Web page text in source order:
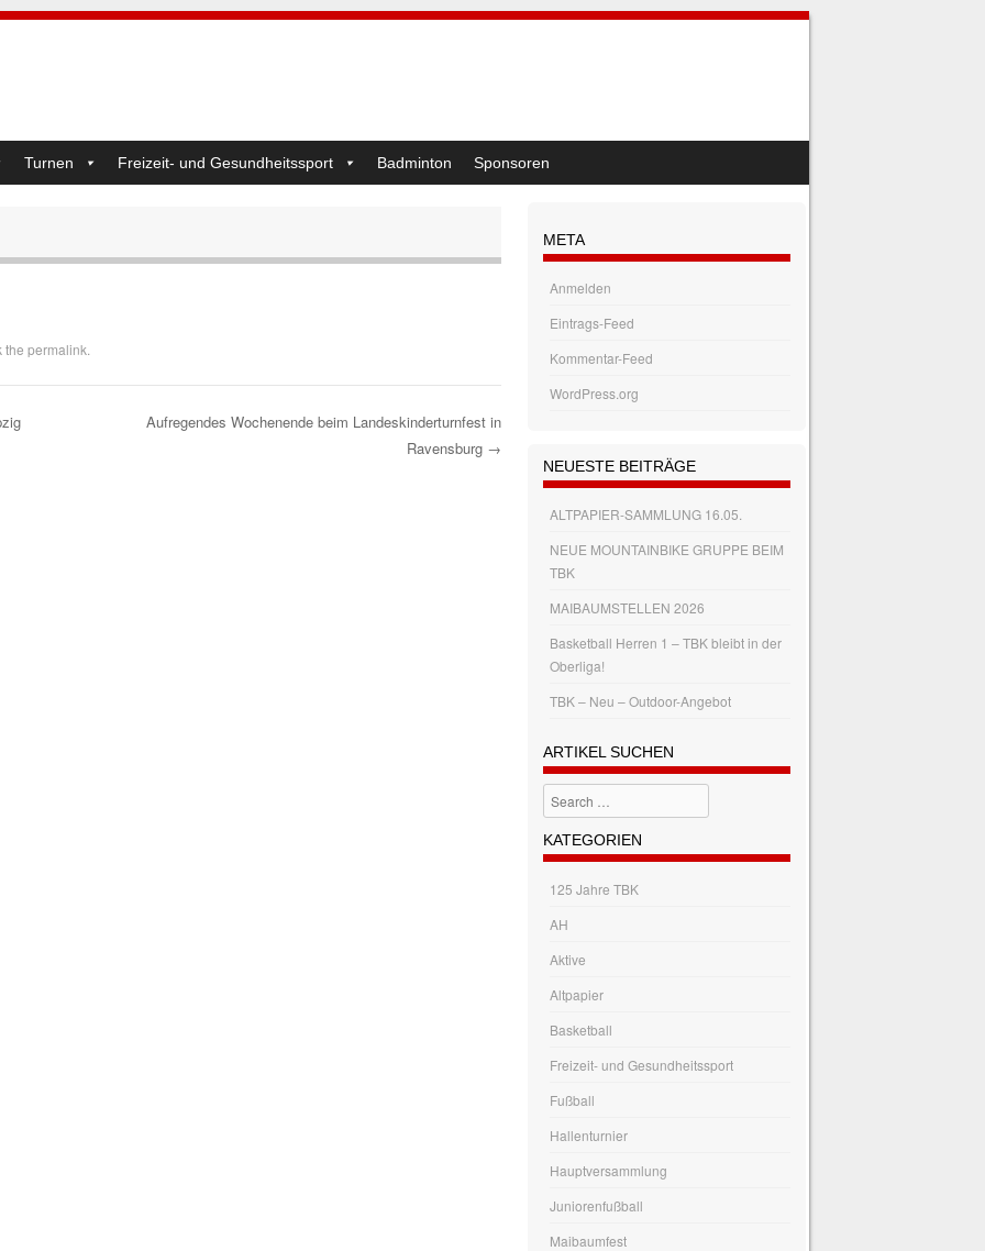
Turnen Freizeit- und Gesundheitssport Badminton Sponsoren
the permalink
Aufregendes Wochenende beim Landeskinderturnfest in
Ravensburg →
META
Anmelden
Eintrags-Feed
Kommentar-Feed
WordPress.org
NEUESTE BEITRÄGE
ALTPAPIER-SAMMLUNG 16.05.
NEUE MOUNTAINBIKE GRUPPE BEIM
TBK
MAIBAUMSTELLEN 2026
Basketball Herren 1 – TBK bleibt in der
Oberliga!
TBK – Neu – Outdoor-Angebot
ARTIKEL SUCHEN
Search
KATEGORIEN
125 Jahre TBK
AH
Aktive
Altpapier
Basketball
Freizeit- und Gesundheitssport
Fußball
Hallenturnier
Hauptversammlung
Juniorenfußball
Maibaumfest